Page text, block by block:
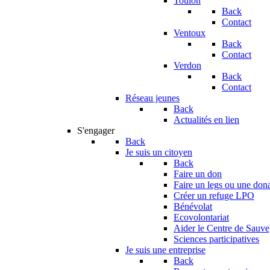
Back
Contact
Ventoux
Back
Contact
Verdon
Back
Contact
Réseau jeunes
Back
Actualités en lien
S'engager
Back
Je suis un citoyen
Back
Faire un don
Faire un legs ou une
Créer un refuge LPO
Bénévolat
Ecovolontariat
Aider le Centre de
Sciences participatives
Je suis une entreprise
Back